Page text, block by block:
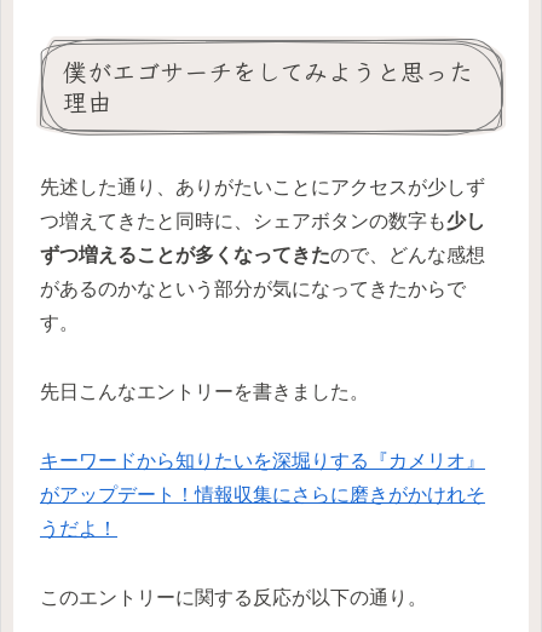
僕がエゴサーチをしてみようと思った
理由
先述した通り、ありがたいことにアクセスが少しず
つ増えてきたと同時に、シェアボタンの数字も少し
ずつ増えることが多くなってきたので、どんな感想
があるのかなという部分が気になってきたからで
す。
先日こんなエントリーを書きました。
キーワードから知りたいを深堀りする『カメリオ』
がアップデート！情報収集にさらに磨きがかけれそ
うだよ！
このエントリーに関する反応が以下の通り。